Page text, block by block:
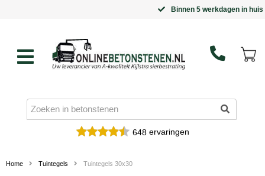
Binnen 5 werkdagen in huis
648ervaringen
Home Tuintegels Tuintegels 30x30